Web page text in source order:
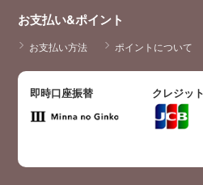
お支払い&ポイント
お支払い方法 ポイントについて
即時口座振替 クレジッ